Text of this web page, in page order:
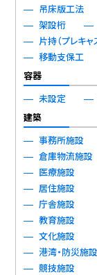
吊床版工法
架設桁
片持（プレキャ
移動支保工
容器
未設定
建築
事務所施設
倉庫物流施設
医療施設
居住施設
庁舎施設
教育施設
文化施設
港湾・防災施設
競技施設